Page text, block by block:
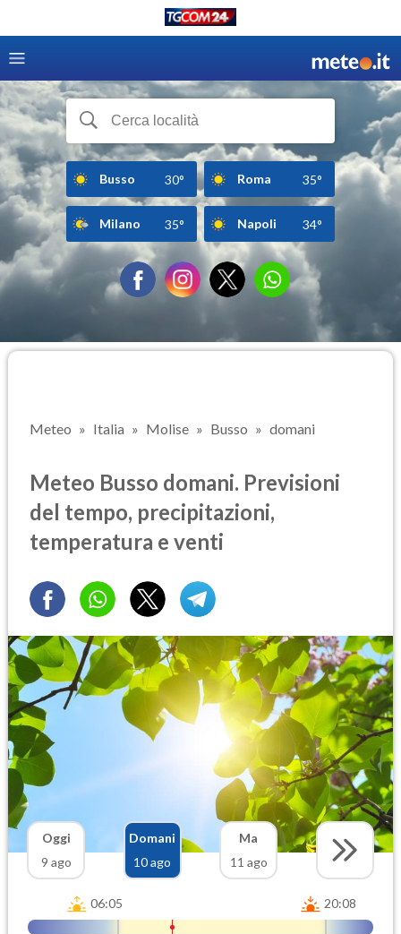
Busso 30° Roma 35°
Milano 35° Napoli 34°
Meteo Italia Molise Busso domani
Meteo Busso domani. Previsioni
del tempo, precipitazioni,
temperatura e venti
Oggi
9 ago
Domani
10 ago
Ma
11 ago
06:05 20:08